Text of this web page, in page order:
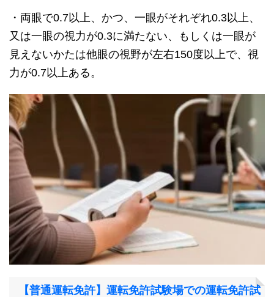
・両眼で0.7以上、かつ、一眼がそれぞれ0.3以上、
又は一眼の視力が0.3に満たない、もしくは一眼が
見えないかたは他眼の視野が左右150度以上で、視
力が0.7以上ある。
【普通運転免許】運転免許試験場での運転免許試